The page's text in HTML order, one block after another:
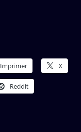
Imprimer X
Reddit